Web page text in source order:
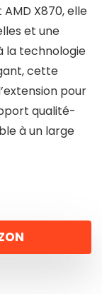
X870, elle
et une
la technologie
cette
pour
qualité-
à un large